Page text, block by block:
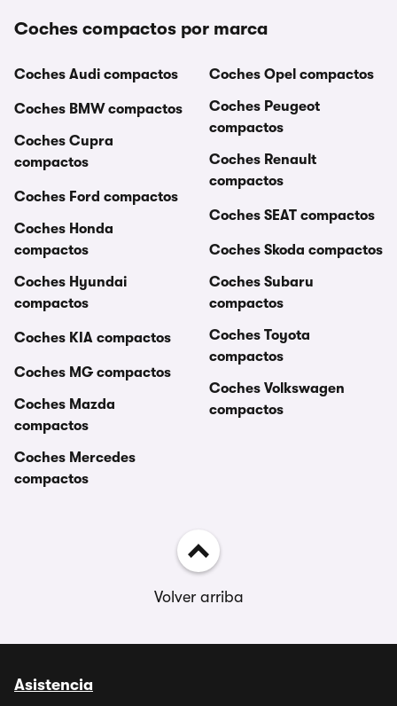
Coches compactos por marca
Coches Audi compactos
Coches BMW compactos
Coches Cupra
compactos
Coches Ford compactos
Coches Honda
compactos
Coches Hyundai
compactos
Coches KIA compactos
Coches MG compactos
Coches Mazda
compactos
Coches Mercedes
compactos
Coches Opel compactos
Coches Peugeot
compactos
Coches Renault
compactos
Coches SEAT compactos
Coches Skoda compactos
Coches Subaru
compactos
Coches Toyota
compactos
Coches Volkswagen
compactos
Volver arriba
Asistencia